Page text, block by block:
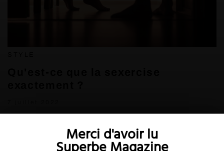
Merci d'avoir lu